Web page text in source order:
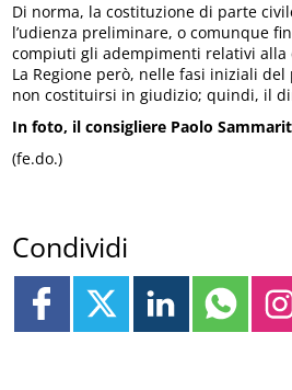
Di norma, la costituzione di parte
l’udienza preliminare, o comunque
compiuti gli adempimenti relativi
La Regione però, nelle fasi iniziali del
non costituirsi in giudizio; quindi, il
In foto, il consigliere Paolo
(fe.do.)
Condividi